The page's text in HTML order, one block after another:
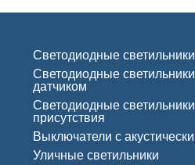
Светодиодные
Светодиодные
датчиком
Светодиодные
присутствия
Выключатели с
Уличные светильники